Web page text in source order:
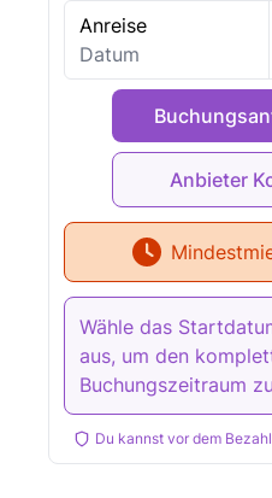
Anreise
Wähle das
aus, um den
Buchungszeitraum
Du kannst vor dem